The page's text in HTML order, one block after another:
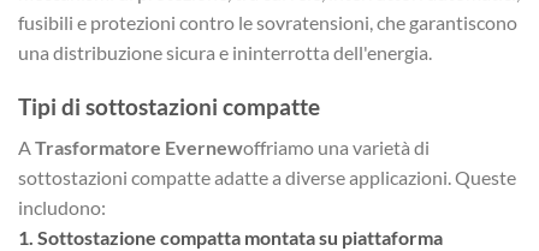
fusibili e protezioni contro le sovratensioni, che garantiscono
una distribuzione sicura e ininterrotta dell'energia.
Tipi di sottostazioni compatte
ATrasformatore Evernewoffriamo una varietà di
sottostazioni compatte adatte a diverse applicazioni. Queste
includono:
1. Sottostazione compatta montata su piattaforma